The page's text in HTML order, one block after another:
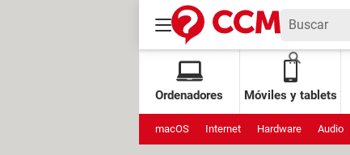
Ordenadores Móviles y tablets
macOS Internet Hardware Audio